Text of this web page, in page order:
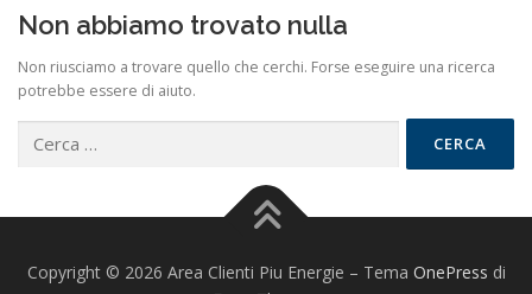
Non abbiamo trovato nulla
Non riusciamo a trovare quello che cerchi. Forse eseguire una ricerca
potrebbe essere di aiuto.
per:
Copyright © 2026 Area Clienti Piu Energie – Tema OnePress di